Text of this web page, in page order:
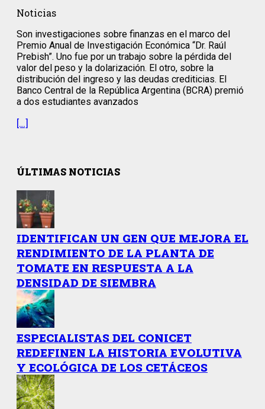
Noticias
Son investigaciones sobre finanzas en el marco del
Premio Anual de Investigación Económica “Dr. Raúl
Prebish”. Uno fue por un trabajo sobre la pérdida del
valor del peso y la dolarización. El otro, sobre la
distribución del ingreso y las deudas crediticias. El
Banco Central de la República Argentina (BCRA) premió
a dos estudiantes avanzados
[…]
ÚLTIMAS NOTICIAS
IDENTIFICAN UN GEN QUE MEJORA EL
RENDIMIENTO DE LA PLANTA DE
TOMATE EN RESPUESTA A LA
DENSIDAD DE SIEMBRA
ESPECIALISTAS DEL CONICET
REDEFINEN LA HISTORIA EVOLUTIVA
Y ECOLÓGICA DE LOS CETÁCEOS